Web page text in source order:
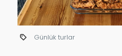
Yarım Günlük Turlar